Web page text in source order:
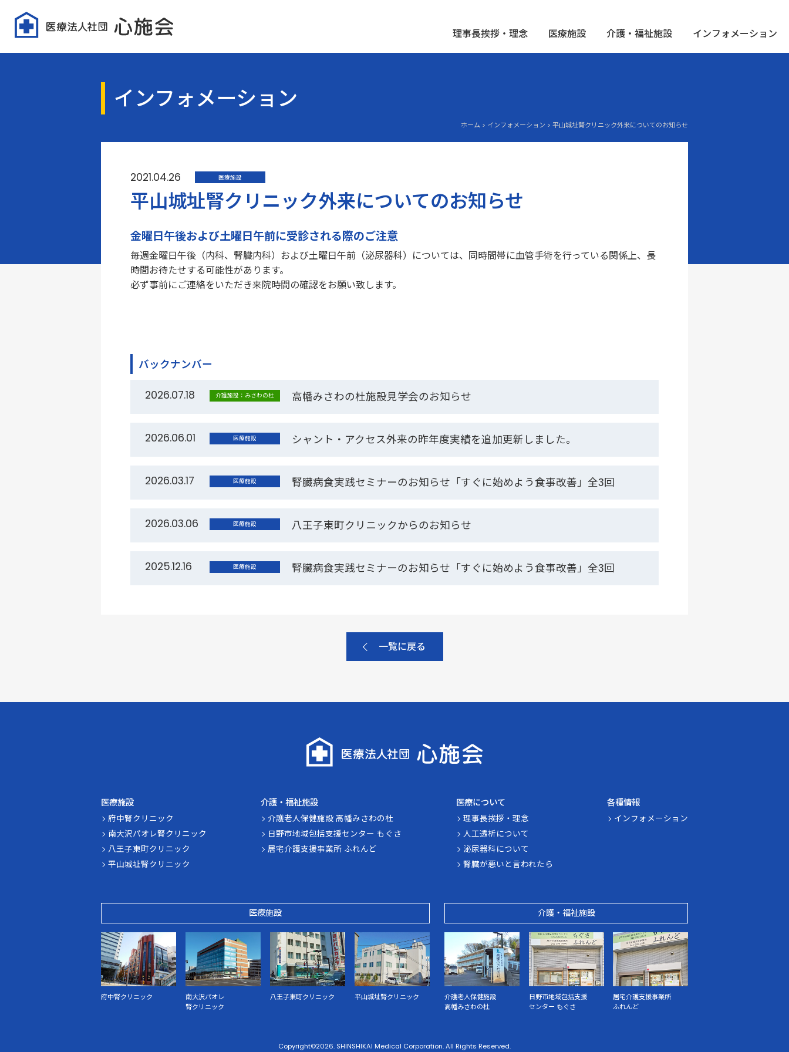
理事長挨拶・理念 医療施設 介護・福祉施設 インフォメーション
インフォメーション
ホーム > インフォメーション > 平山城址腎クリニック外来についてのお知らせ
2021.04.26 医療施設
平山城址腎クリニック外来についてのお知らせ
金曜日午後および土曜日午前に受診される際のご注意
毎週金曜日午後（内科、腎臓内科）および土曜日午前（泌尿器科）については、同時間帯に血管手術を行っている関係上、長
時間お待たせする可能性があります。
必ず事前にご連絡をいただき来院時間の確認をお願い致します。
バックナンバー
2026.07.18 介護施設：みさわの杜 高幡みさわの杜施設見学会のお知らせ
2026.06.01 医療施設 シャント・アクセス外来の昨年度実績を追加更新しました。
2026.03.17 医療施設 腎臓病食実践セミナーのお知らせ「すぐに始めよう食事改善」全3回
2026.03.06 医療施設 八王子東町クリニックからのお知らせ
2025.12.16 医療施設 腎臓病食実践セミナーのお知らせ「すぐに始めよう食事改善」全3回
一覧に戻る
医療施設
府中腎クリニック
南大沢パオレ腎クリニック
八王子東町クリニック
平山城址腎クリニック
介護・福祉施設
介護老人保健施設 高幡みさわの杜
日野市地域包括支援センター もぐさ
居宅介護支援事業所 ふれんど
医療について
理事長挨拶・理念
人工透析について
泌尿器科について
腎臓が悪いと言われたら
各種情報
インフォメーション
医療施設
府中腎クリニック
南大沢パオレ
腎クリニック
八王子東町クリニック 平山城址腎クリニック
介護・福祉施設
介護老人保健施設
高幡みさわの杜
日野市地域包括支援
センター もぐさ
居宅介護支援事業所
ふれんど
Copyright©2026. SHINSHIKAI Medical Corporation.All Rights Reserved.